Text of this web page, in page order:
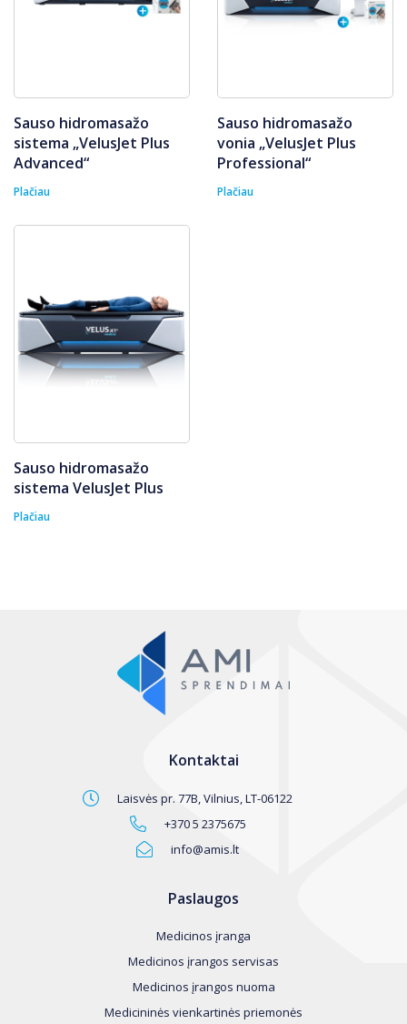
Sauso hidromasažo
sistema „VelusJet Plus
Advanced“
Plačiau
Sauso hidromasažo
vonia „VelusJet Plus
Professional“
Plačiau
Sauso hidromasažo
sistema VelusJet Plus
Plačiau
Kontaktai
Laisvės pr. 77B, Vilnius, LT-06122
+370 5 2375675
info@amis.lt
Paslaugos
Medicinos įranga
Medicinos įrangos servisas
Medicinos įrangos nuoma
Medicininės vienkartinės priemonės